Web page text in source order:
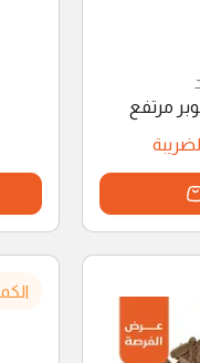
مرتفع